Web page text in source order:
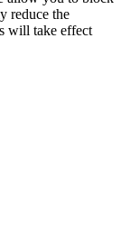
reduce the
will take effect